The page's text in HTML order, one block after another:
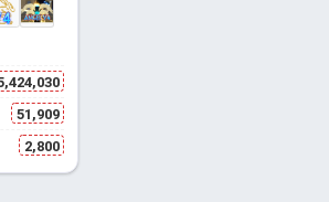
51,909
2,800